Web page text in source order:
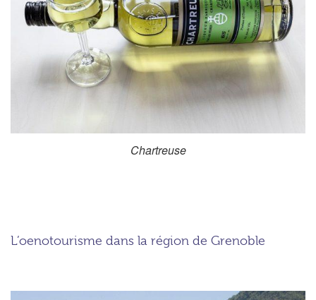
Chartreuse
L’oenotourisme dans la région de Grenoble